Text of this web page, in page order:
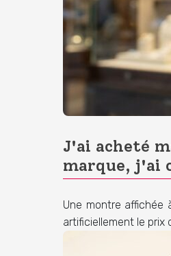
J'ai acheté
marque, j'ai
Une montre affichée
artificiellement le prix